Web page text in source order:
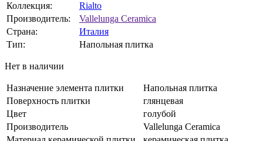
Коллекция:
Rialto
Производитель:
Vallelunga Ceramica
Страна:
Италия
Тип:
Напольная плитка
Нет в наличии
Назначение элемента плитки
Напольная плитка
Поверхность плитки
глянцевая
Цвет
голубой
Производитель
Vallelunga Ceramica